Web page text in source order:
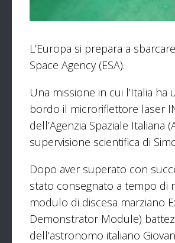
L’Europa si prepara a
Space Agency (ESA).
Una missione in cui l’Italia
bordo il microriflettore laser
dell’Agenzia Spaziale Italiana
supervisione scientifica di
Dopo aver superato con
stato consegnato a tempo di
modulo di discesa marziano
Demonstrator Module)
dell’astronomo italiano